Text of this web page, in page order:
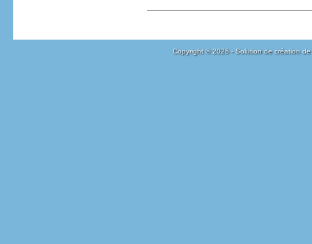
Copyright © 2026 - Solution de création